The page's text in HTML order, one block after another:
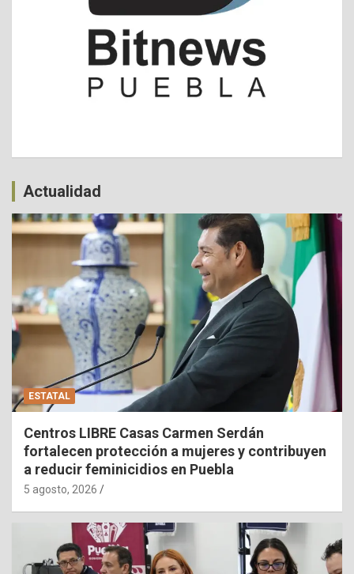
Actualidad
ESTATAL
Centros LIBRE Casas Carmen Serdán
fortalecen protección a mujeres y contribuyen
a reducir feminicidios en Puebla
5 agosto, 2026